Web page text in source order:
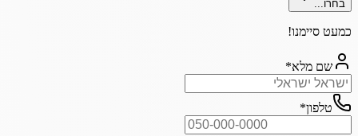
בחרו...
כמעט סיימנו!
שם מלא*
טלפון*